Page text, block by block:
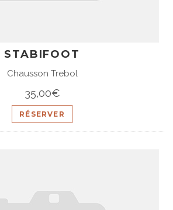
STABIFOOT
Chausson Trebol
35,00€
RÉSERVER